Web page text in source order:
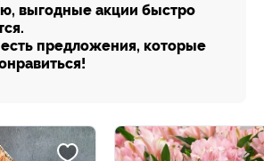
выгодные акции быстро
предложения, которые